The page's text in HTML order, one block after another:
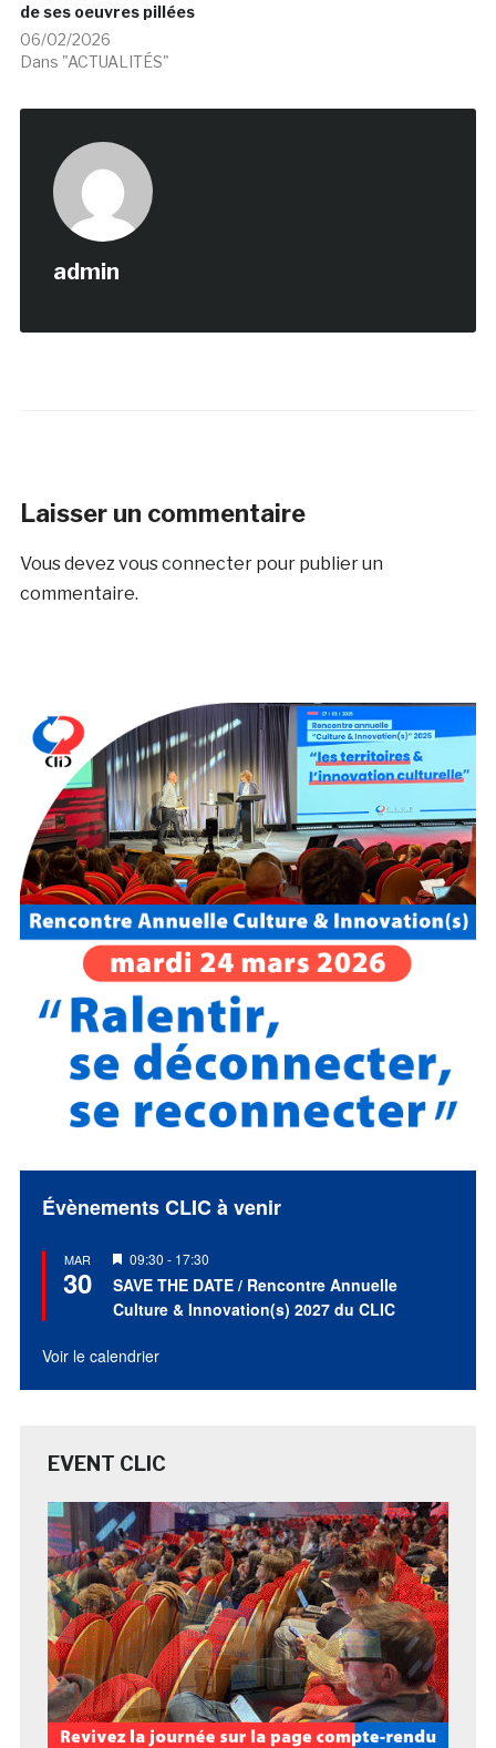
de ses oeuvres pillées
06/02/2026
Dans "ACTUALITÉS"
admin
Laisser un commentaire
Vous devez vous connecterpour publier un
commentaire.
Évènements CLIC à venir
MAR
30
Mis
en
avant
09:30 - 17:30
SAVE THE DATE / Rencontre Annuelle
Culture & Innovation(s) 2027 du CLIC
Voir le calendrier
EVENT CLIC